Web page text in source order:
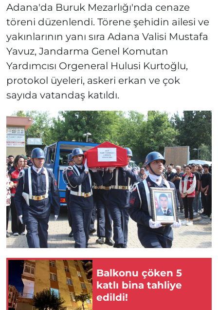
Adana'da Buruk Mezarlığı'nda cenaze
töreni düzenlendi. Törene şehidin ailesi ve
yakınlarının yanı sıra Adana Valisi Mustafa
Yavuz, Jandarma Genel Komutan
Yardımcısı Orgeneral Hulusi Kurtoğlu,
protokol üyeleri, askeri erkan ve çok
sayıda vatandaş katıldı.
Balkonu çöken 5
katlı bina tahliye
edildi!